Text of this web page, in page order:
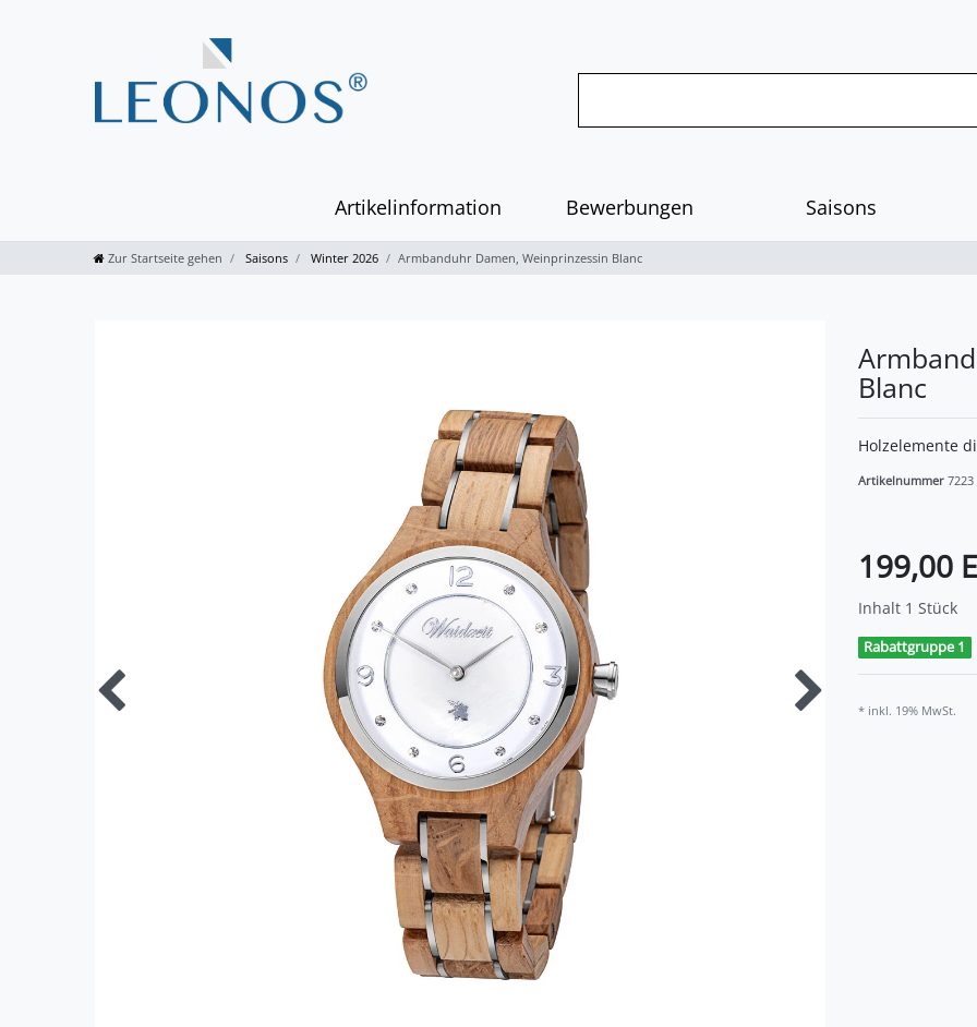
Artikelinformation Bewerbungen Saisons
Zur Startseite gehen Saisons Winter 2026 Armbanduhr Damen, Weinprinzessin Blanc
Blanc
Holzelemente
Artikelnummer 7223
199,00
Inhalt 1 Stück
Rabattgruppe 1
* inkl. 19% MwSt.